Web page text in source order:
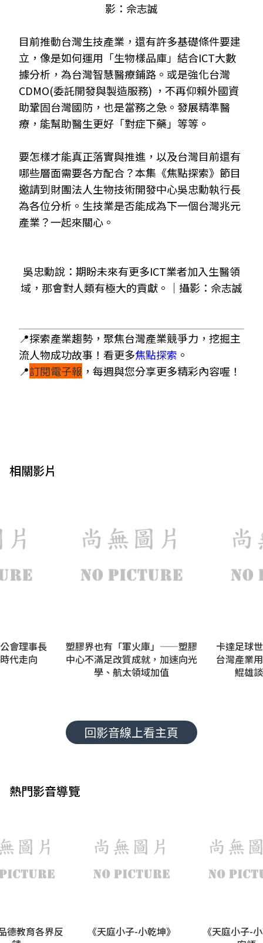
影： 佘志誠
目前推動台灣生技產業，還有許多基礎條件要建
立，像是如何運用「生物樣品庫」結合ICT大數
據分析，為台灣智慧醫療鋪路。或是強化台灣
CDMO(委託開發與製造服務) ，不再仰賴外國資
助鞏固台灣國防，也是當務之急。發展精準醫
療，能幫助醫生更好「對症下藥」等等。
要怎樣才能真正落實與推進，以及台灣目前還有
哪些層面需要各方配合？本集《焦點探索》節目
邀請到財團法人生物技術開發中心吳忠勳執行長
為各位分析。生技業是否能成為下一個台灣兆元
產業？一起來關心。
吳忠勳說：期盼未來有更多ICT業者加入生醫領
域，那會對人類有極大的貢獻。 ｜攝影： 佘志誠
📍探索產業趨勢，聚焦台灣產業競爭力，挖掘主
流人物成功故事！看更多焦點探索 。
📍訂閱電子報 ，每週與您分享更多精彩內容喔！
相關影片
會理事長
代走向
塑膠界也有「軍火庫」——塑膠
中心不滿足改質成就，加速向光
學、航太領域加值
卡達足球
台灣產業
鯤雄
回影音線上看主頁
熱門影音導覽
德教育各界反
《天庭小子-小乾坤》
《天庭小子-